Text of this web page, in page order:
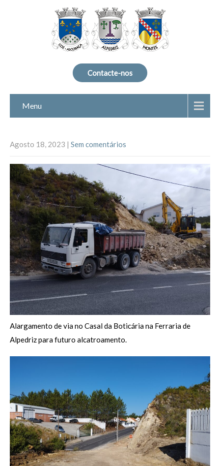
Contacte-nos
Menu
Agosto 18, 2023 | Sem comentários
Alargamento de via no Casal da Boticária na Ferraria de
Alpedriz para futuro alcatroamento.